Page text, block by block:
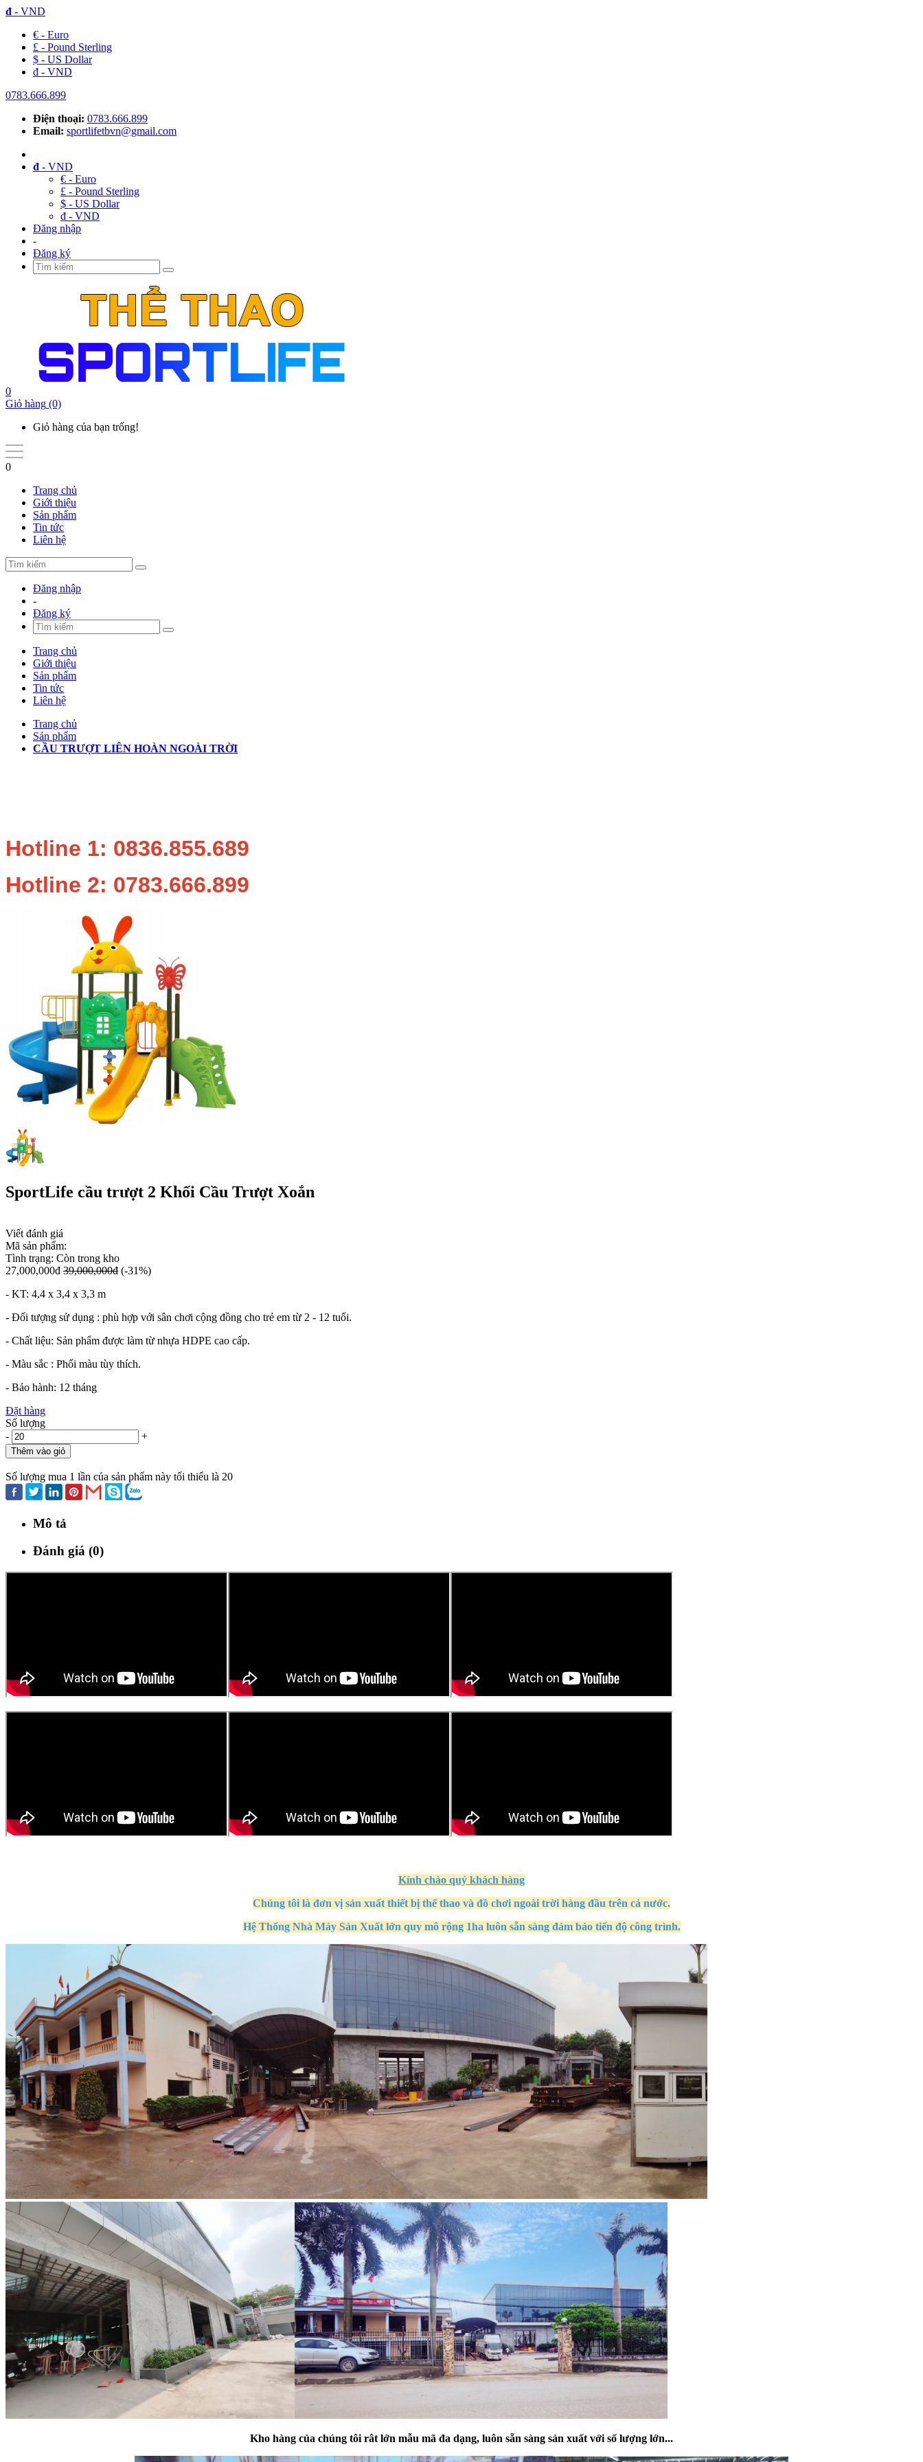
đ - VND
€ - Euro
£ - Pound Sterling
$ - US Dollar
đ - VND
0783.666.899
Điện thoại: 0783.666.899
Email: sportlifetbvn@gmail.com
đ - VND
€ - Euro
£ - Pound Sterling
$ - US Dollar
đ - VND
Đăng nhập
-
Đăng ký
0
Giỏ hàng (0)
Giỏ hàng của bạn trống!
0
Trang chủ
Giới thiệu
Sản phẩm
Tin tức
Liên hệ
Đăng nhập
-
Đăng ký
Trang chủ
Giới thiệu
Sản phẩm
Tin tức
Liên hệ
Trang chủ
Sản phẩm
CẦU TRƯỢT LIÊN HOÀN NGOÀI TRỜI
Hotline 1: 0836.855.689
Hotline 2: 0783.666.899
SportLife cầu trượt 2 Khối Cầu Trượt Xoắn
Viết đánh giá
Mã sản phẩm:
Tình trạng: Còn trong kho
27,000,000đ 39,000,000đ (-31%)
- KT: 4,4 x 3,4 x 3,3 m
- Đối tượng sử dụng : phù hợp với sân chơi cộng đồng cho trẻ em từ 2 - 12 tuổi.
- Chất liệu: Sản phẩm được làm từ nhựa HDPE cao cấp.
- Màu sắc : Phối màu tùy thích.
- Bảo hành: 12 tháng
Đặt hàng
Số lượng
-
+
Thêm vào giỏ
Số lượng mua 1 lần của sản phẩm này tối thiểu là 20
Mô tả
Đánh giá (0)
Kính chào quý khách hàng
Chúng tôi là đơn vị sản xuất thiết bị thể thao và đồ chơi ngoài trời hàng đầu trên cả nước.
Hệ Thống Nhà Máy Sản Xuấtlớn quy môrộng 1ha luôn sẵn sàng đảm bảo tiến độ công trình.
Kho hàng của chúng tôi rât lớn mẫu mã đa dạng, luôn sẵn sàng sản xuất với số lượng lớn...